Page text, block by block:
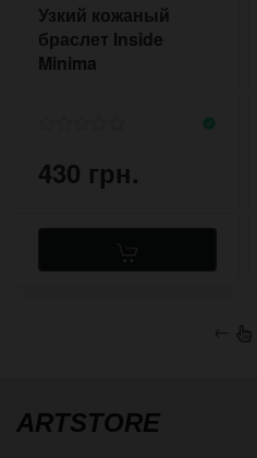
Узкий кожаный
браслет Inside
Minima
430 грн.
←
ARTSTORE